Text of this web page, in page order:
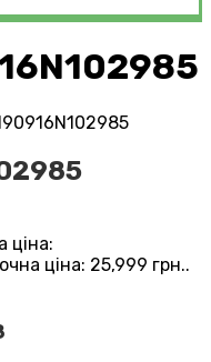
ціна:
ціна: 25,999 грн..